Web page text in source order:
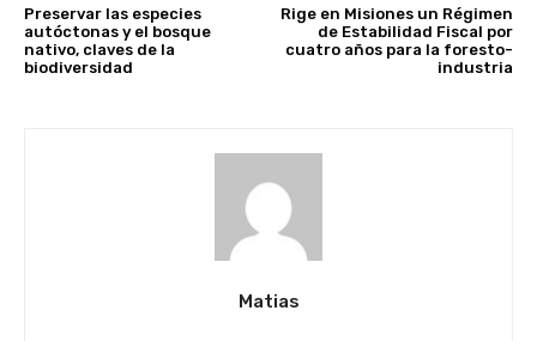
Preservar las especies
autóctonas y el bosque
nativo, claves de la
biodiversidad
Rige en Misiones un Régimen
de Estabilidad Fiscal por
cuatro años para la foresto-
industria
Matias